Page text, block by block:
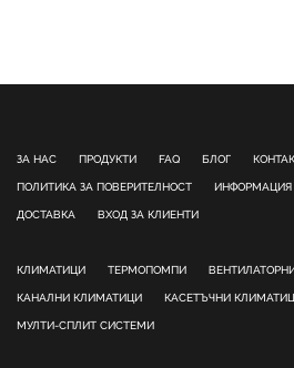
ЗА НАС ПРОДУКТИ FAQ БЛОГ
ПОЛИТИКА ЗА ПОВЕРИТЕЛНОСТ ИНФОРМАЦИЯ
ДОСТАВКА ВХОД ЗА КЛИЕНТИ
КЛИМАТИЦИ ТЕРМОПОМПИ
КАНАЛНИ КЛИМАТИЦИ КАСЕТЪЧНИ
МУЛТИ-СПЛИТ СИСТЕМИ